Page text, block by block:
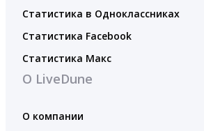
Статистика в Одноклассниках
Статистика Facebook
Статистика Макс
О LiveDune
О компании